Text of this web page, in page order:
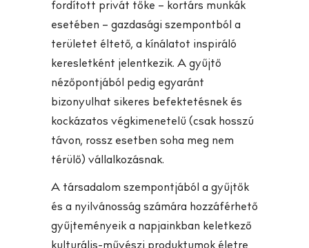
fordított privát tőke – kortárs munkák
esetében – gazdasági szempontból a
területet éltető, a kínálatot inspiráló
keresletként jelentkezik. A gyűjtő
nézőpontjából pedig egyaránt
bizonyulhat sikeres befektetésnek és
kockázatos végkimenetelű (csak hosszú
távon, rossz esetben soha meg nem
térülő) vállalkozásnak.
A társadalom szempontjából a gyűjtők
és a nyilvánosság számára hozzáférhető
gyűjteményeik a napjainkban keletkező